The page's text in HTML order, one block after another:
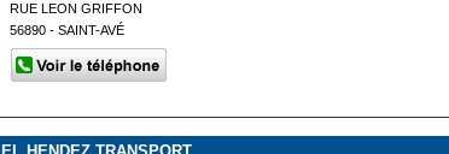
RUE LEON GRIFFON
56890 - SAINT-AVÉ
EL HENDEZ TRANSPORT